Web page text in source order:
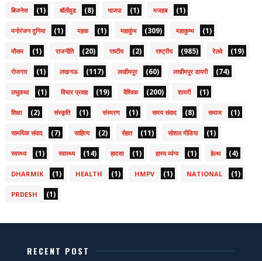
बिजनेस (1) बॉलीवुड (8) भाजपा (1) मजहब (1)
मनोरंजन दुनिया (1) महक (1) महाकुंभ (309) महाकुम्भ (1)
मौसम (1) राजनीति (20) राष्टीय (2) राष्ट्रीय (985) रेलवे (19)
रोजगार (1) लखनऊ (117) लखीमपुर (60) लखीमपुर डायरी (74)
लघुकथा (1) विचार प्रवाह (19) वैश्विक (200) शायरी (1)
शिक्षा (2) संस्कृति (1) संस्मरण (1) समय संवाद (8) समाज (1)
सामयिक संवाद (7) साहित्य (2) सेहत (11) सोशल मीडिया (1)
स्वस्थ्य (1) स्वास्थ्य (14) हादसा (1) हास्य व्यंग्य (1) हेल्थ (4)
DHARMIK (1) HEALTH (1) HMPV (1) NATIONAL (1)
PRDESH (1)
RECENT POST